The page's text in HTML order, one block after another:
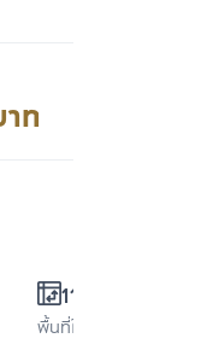
ท
112 ตร.ม.
พื้นที่ใช้สอย